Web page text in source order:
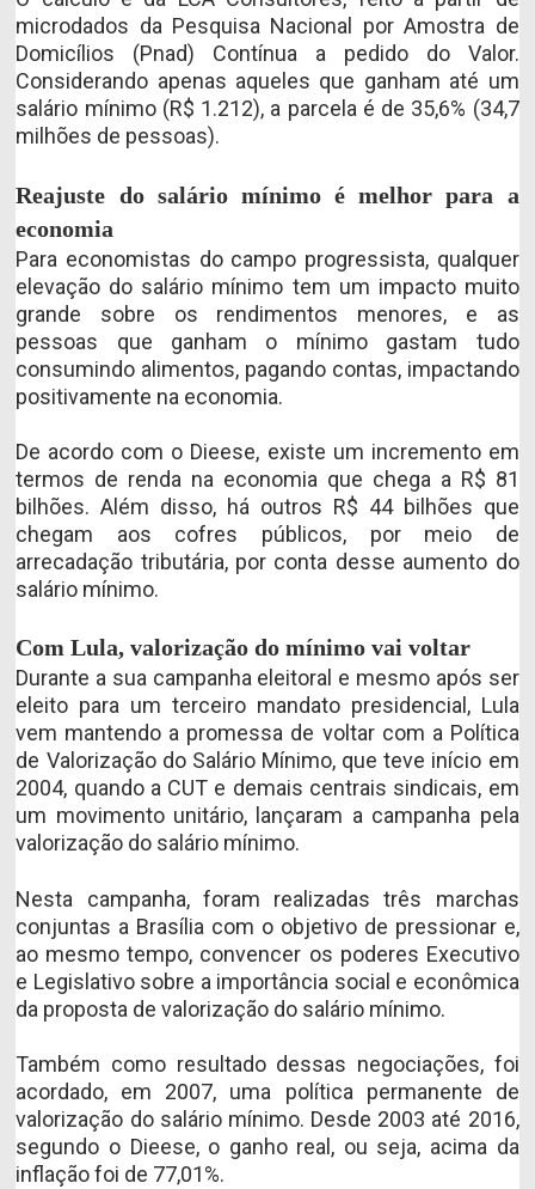
microdados da Pesquisa Nacional por Amostra de
Domicílios (Pnad) Contínua a pedido do Valor.
Considerando apenas aqueles que ganham até um
salário mínimo (R$ 1.212), a parcela é de 35,6% (34,7
milhões de pessoas).
Reajuste do salário mínimo é melhor para a
economia
Para economistas do campo progressista, qualquer
elevação do salário mínimo tem um impacto muito
grande sobre os rendimentos menores, e as
pessoas que ganham o mínimo gastam tudo
consumindo alimentos, pagando contas, impactando
positivamente na economia.
De acordo com o Dieese, existe um incremento em
termos de renda na economia que chega a R$ 81
bilhões. Além disso, há outros R$ 44 bilhões que
chegam aos cofres públicos, por meio de
arrecadação tributária, por conta desse aumento do
salário mínimo.
Com Lula, valorização do mínimo vai voltar
Durante a sua campanha eleitoral e mesmo após ser
eleito para um terceiro mandato presidencial, Lula
vem mantendo a promessa de voltar com a Política
de Valorização do Salário Mínimo, que teve início em
2004, quando a CUT e demais centrais sindicais, em
um movimento unitário, lançaram a campanha pela
valorização do salário mínimo.
Nesta campanha, foram realizadas três marchas
conjuntas a Brasília com o objetivo de pressionar e,
ao mesmo tempo, convencer os poderes Executivo
e Legislativo sobre a importância social e econômica
da proposta de valorização do salário mínimo.
Também como resultado dessas negociações, foi
acordado, em 2007, uma política permanente de
valorização do salário mínimo. Desde 2003 até 2016,
segundo o Dieese, o ganho real, ou seja, acima da
inflação foi de 77,01%.